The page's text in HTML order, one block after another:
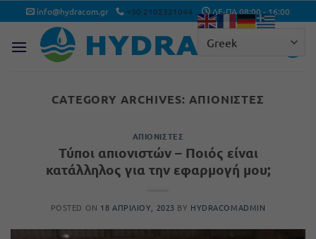
Μετάβαση
στο
περιεχόμενο
info@hydracom.gr +30 2102321044 ΔΕ-ΠΑ 08:00 - 16:00
CATEGORY ARCHIVES: ΑΠΙΟΝΙΣΤΈΣ
ΑΠΙΟΝΙΣΤΈΣ
Τύποι απιονιστών – Ποιός είναι
κατάλληλος για την εφαρμογή μου;
POSTED ON 18 ΑΠΡΙΛΊΟΥ, 2023 BY HYDRACOMADMIN